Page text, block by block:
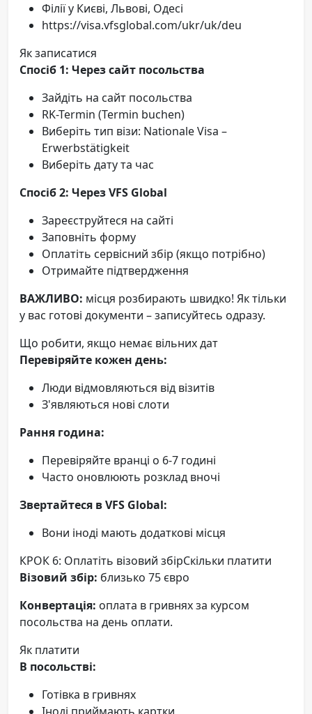
Філії у Києві, Львові, Одесі
https://visa.vfsglobal.com/ukr/uk/deu
Як записатися
Спосіб 1: Через сайт посольства
Зайдіть на сайт посольства
RK-Termin (Termin buchen)
Виберіть тип візи: Nationale Visa –
Erwerbstätigkeit
Виберіть дату та час
Спосіб 2: Через VFS Global
Зареєструйтеся на сайті
Заповніть форму
Оплатіть сервісний збір (якщо потрібно)
Отримайте підтвердження
ВАЖЛИВО: місця розбирають швидко! Як тільки
у вас готові документи – записуйтесь одразу.
Що робити, якщо немає вільних дат
Перевіряйте кожен день:
Люди відмовляються від візитів
З'являються нові слоти
Рання година:
Перевіряйте вранці о 6-7 годині
Часто оновлюють розклад вночі
Звертайтеся в VFS Global:
Вони іноді мають додаткові місця
КРОК 6: Оплатіть візовий збірСкільки платити
Візовий збір: близько 75 євро
Конвертація: оплата в гривнях за курсом
посольства на день оплати.
Як платити
В посольстві:
Готівка в гривнях